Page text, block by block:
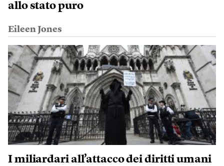
allo stato puro
Eileen Jones
I miliardari all’attacco dei diritti umani